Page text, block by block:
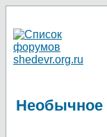
Необычное